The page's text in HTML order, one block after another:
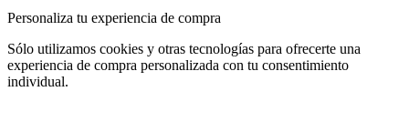
Personaliza tu experiencia de compra
Sólo utilizamos cookies y otras tecnologías para ofrecerte una
experiencia de compra personalizada con tu consentimiento
individual.